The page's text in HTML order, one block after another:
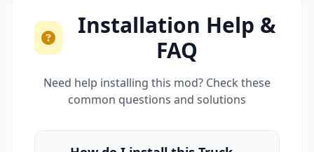
Installation Help &
FAQ
Need help installing this mod? Check these
common questions and solutions